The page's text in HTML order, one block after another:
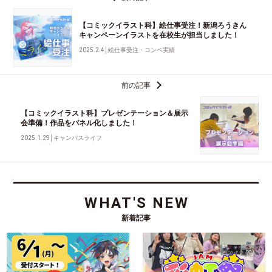
【コミックイラスト科】絵仕事受注！新潟ろうきん
キャンペーンイラストを在校生が担当しました！
2025.2.4 │絵仕事受注・コンペ実績
前の記事
【コミックイラスト科】プレゼンテーション＆展示
会準備！作品をパネル化しました！
2025.1.29 キャンパスライフ
WHAT'S NEW
新着記事